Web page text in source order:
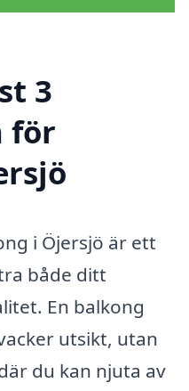
3
för
i Öjersjö är ett
både ditt
En balkong
utsikt, utan
du kan njuta av